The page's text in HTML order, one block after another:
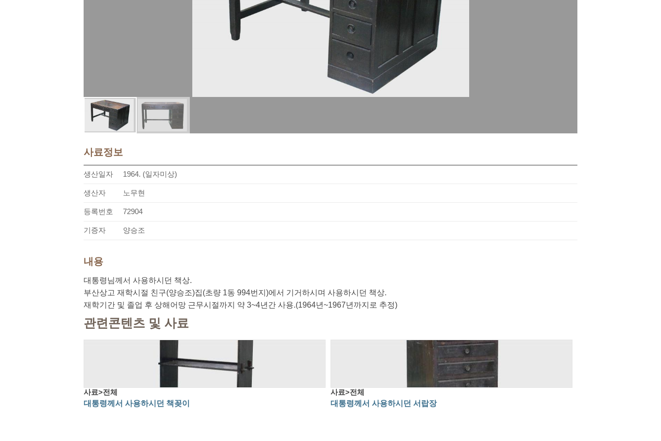
사료정보
생산일자 1964. (일자미상)
생산자 노무현
등록번호 72904
기증자 양승조
내용
대통령님께서 사용하시던 책상.
부산상고 재학시절 친구(양승조)집(초량 1동 994번지)에서 기거하시며 사용하시던 책상.
재학기간 및 졸업 후 상해어망 근무시절까지 약 3~4년간 사용.(1964년~1967년까지로 추정)
관련콘텐츠 및 사료
사료>전체
대통령께서 사용하시던 책꽂이
사료>전체
대통령께서 사용하시던 서랍장